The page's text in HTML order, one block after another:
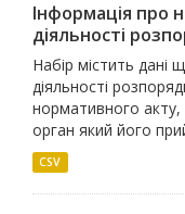
Інформація про
діяльності
Набір містить
діяльності
нормативного
орган який його
CSV